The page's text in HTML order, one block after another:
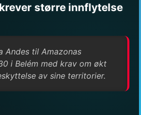
større innflytelse
Andes til Amazonas
i Belém med krav om økt
av sine territorier.